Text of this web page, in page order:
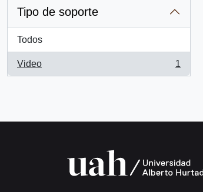
Tipo de soporte
Todos
Video
, 1 resultados
1